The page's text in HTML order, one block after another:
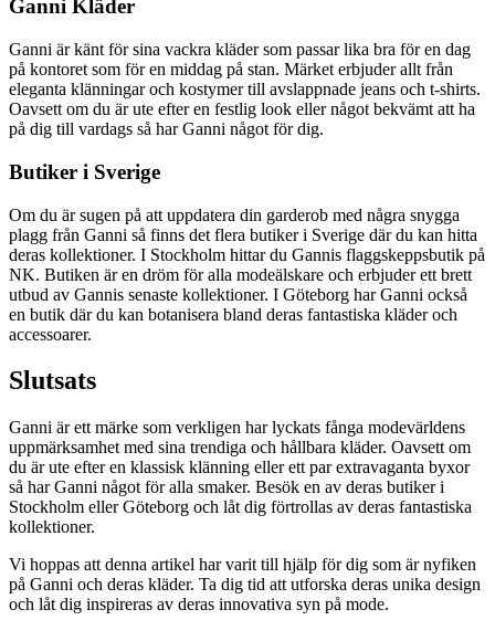
Ganni Kläder
Ganni är känt för sina vackra kläder som passar lika bra för en dag
på kontoret som för en middag på stan. Märket erbjuder allt från
eleganta klänningar och kostymer till avslappnade jeans och t-shirts.
Oavsett om du är ute efter en festlig look eller något bekvämt att ha
på dig till vardags så har Ganni något för dig.
Butiker i Sverige
Om du är sugen på att uppdatera din garderob med några snygga
plagg från Ganni så finns det flera butiker i Sverige där du kan hitta
deras kollektioner. I Stockholm hittar du Gannis flaggskeppsbutik på
NK. Butiken är en dröm för alla modeälskare och erbjuder ett brett
utbud av Gannis senaste kollektioner. I Göteborg har Ganni också
en butik där du kan botanisera bland deras fantastiska kläder och
accessoarer.
Slutsats
Ganni är ett märke som verkligen har lyckats fånga modevärldens
uppmärksamhet med sina trendiga och hållbara kläder. Oavsett om
du är ute efter en klassisk klänning eller ett par extravaganta byxor
så har Ganni något för alla smaker. Besök en av deras butiker i
Stockholm eller Göteborg och låt dig förtrollas av deras fantastiska
kollektioner.
Vi hoppas att denna artikel har varit till hjälp för dig som är nyfiken
på Ganni och deras kläder. Ta dig tid att utforska deras unika design
och låt dig inspireras av deras innovativa syn på mode.